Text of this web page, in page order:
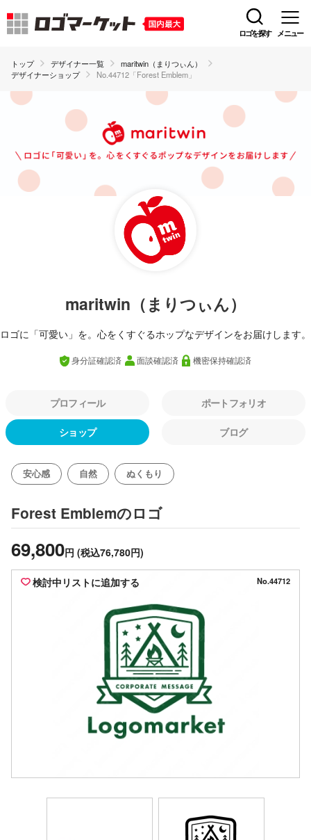
ロゴを探す メニュー
トップ デザイナー一覧
maritwin（まりつぃん）
デザイナーショップ
No.44712「Forest Emblem」
maritwin（まりつぃん）
ロゴに「可愛い」を。心をくすぐるホップなデザインをお届けします。
身分証確認済 面談確認済 機密保持確認済
プロフィール ポートフォリオ
ショップ ブログ
安心感 自然 ぬくもり
Forest Emblemのロゴ
69,800円 (税込76,780円)
検討中リストに追加する No.44712